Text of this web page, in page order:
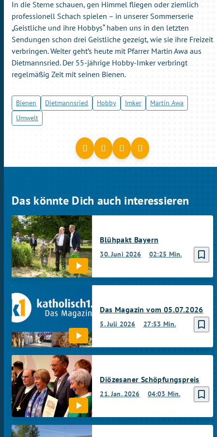
In die Sterne schauen, gen Himmel fliegen oder ziemlich
professionell Schach spielen – in unserer Sommerserie
„Geistliche und ihre Hobbys“ haben uns in den letzten
Sendungen schon drei Geistliche gezeigt, wie sie ihre Freizeit
verbringen. Weiter geht’s heute mit Pfarrer Martin Awa aus
Dietmannsried. Der 55-jährige Hobby-Imker verbringt
regelmäßig Zeit mit seinen Bienen.
Bienen Dietmannsried Hobby Imker
Martin Awa
Umwelt
Das könnte Dich auch interessieren
bookmark_border
30. Juni 2026 02:25 Min.
Blühpakt Bayern
bookmark_border
5. Juli 2026 27:53 Min.
Das Magazin vom 05.07.2026
bookmark_border
21. Jan. 2026 04:03 Min.
Diözesaner Schöpfungspreis